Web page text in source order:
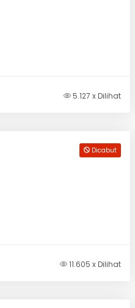
5.127 x Dilihat
Dicabut
11.605 x Dilihat